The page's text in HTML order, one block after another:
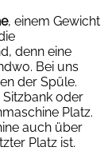
, einem Gewicht
denn eine
Bei uns
der Spüle.
oder
Platz.
auch über
Platz ist.